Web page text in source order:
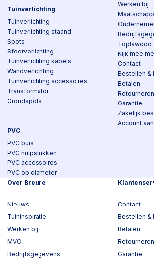
Tuinverlichting
Tuinverlichting
Tuinverlichting staand
Spots
Sfeerverlichting
Tuinverlichting kabels
Wandverlichting
Tuinverlichting accessoires
Transformator
Grondspots
PVC
PVC buis
PVC hulpstukken
PVC accessoires
PVC op diameter
Werken bij
Toplawood
Kijk mee
Contact
Bestellen &
Betalen
Retourneren
Garantie
Zakelijk
Account
Over Breure
Nieuws
Tuininspiratie
Werken bij
MVO
Bedrijfsgegevens
Contact
Bestellen &
Betalen
Retourneren
Garantie